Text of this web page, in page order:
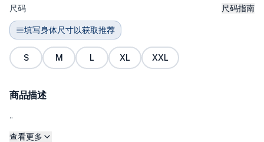
尺码 尺码指南
填写身体尺寸以获取推荐
S M L XL XXL
商品描述
..
查看更多